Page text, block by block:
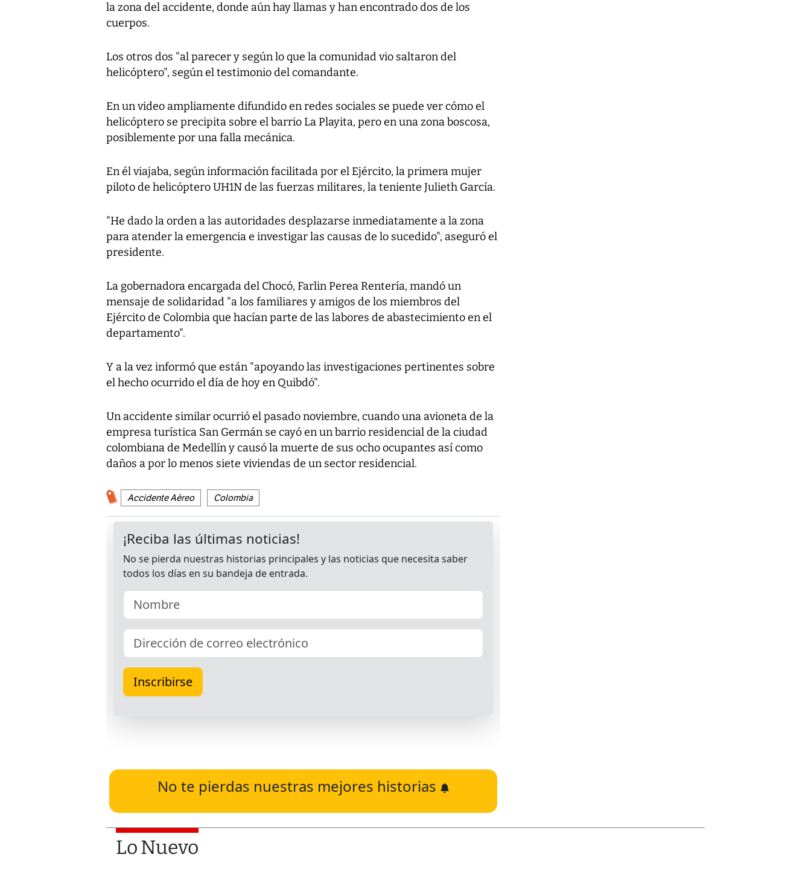
la zona del accidente, donde aún hay llamas y han encontrado dos de los
cuerpos.
Los otros dos "al parecer y según lo que la comunidad vio saltaron del
helicóptero", según el testimonio del comandante.
En un video ampliamente difundido en redes sociales se puede ver cómo el
helicóptero se precipita sobre el barrio La Playita, pero en una zona boscosa,
posiblemente por una falla mecánica.
En él viajaba, según información facilitada por el Ejército, la primera mujer
piloto de helicóptero UH1N de las fuerzas militares, la teniente Julieth García.
"He dado la orden a las autoridades desplazarse inmediatamente a la zona
para atender la emergencia e investigar las causas de lo sucedido", aseguró el
presidente.
La gobernadora encargada del Chocó, Farlin Perea Rentería, mandó un
mensaje de solidaridad "a los familiares y amigos de los miembros del
Ejército de Colombia que hacían parte de las labores de abastecimiento en el
departamento".
Y a la vez informó que están "apoyando las investigaciones pertinentes sobre
el hecho ocurrido el día de hoy en Quibdó".
Un accidente similar ocurrió el pasado noviembre, cuando una avioneta de la
empresa turística San Germán se cayó en un barrio residencial de la ciudad
colombiana de Medellín y causó la muerte de sus ocho ocupantes así como
daños a por lo menos siete viviendas de un sector residencial.
Accidente Aéreo Colombia
No te pierdas nuestras mejores historias
Lo Nuevo